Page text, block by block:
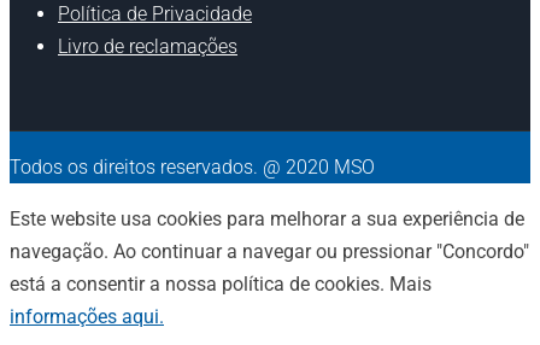
Política de Privacidade
Livro de reclamações
Todos os direitos reservados. @ 2020 MSO
Este website usa cookies para melhorar a sua experiência de
navegação. Ao continuar a navegar ou pressionar "Concordo"
está a consentir a nossa política de cookies. Mais
informações aqui.